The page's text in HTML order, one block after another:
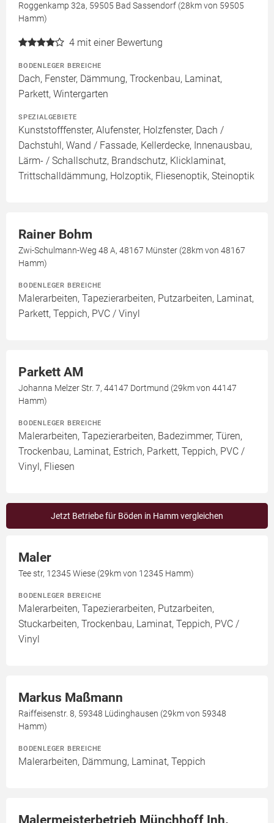
Roggenkamp 32a, 59505 Bad Sassendorf (28km von 59505
Hamm)
4 mit einer Bewertung
BODENLEGER BEREICHE
Dach, Fenster, Dämmung, Trockenbau, Laminat,
Parkett, Wintergarten
SPEZIALGEBIETE
Kunststofffenster, Alufenster, Holzfenster, Dach /
Dachstuhl, Wand / Fassade, Kellerdecke, Innenausbau,
Lärm- / Schallschutz, Brandschutz, Klicklaminat,
Trittschalldämmung, Holzoptik, Fliesenoptik, Steinoptik
Rainer Bohm
Zwi-Schulmann-Weg 48 A, 48167 Münster (28km von 48167
Hamm)
BODENLEGER BEREICHE
Malerarbeiten, Tapezierarbeiten, Putzarbeiten, Laminat,
Parkett, Teppich, PVC / Vinyl
Parkett AM
Johanna Melzer Str. 7, 44147 Dortmund (29km von 44147
Hamm)
BODENLEGER BEREICHE
Malerarbeiten, Tapezierarbeiten, Badezimmer, Türen,
Trockenbau, Laminat, Estrich, Parkett, Teppich, PVC /
Vinyl, Fliesen
Jetzt Betriebe für Böden in Hamm vergleichen
Maler
Tee str, 12345 Wiese (29km von 12345 Hamm)
BODENLEGER BEREICHE
Malerarbeiten, Tapezierarbeiten, Putzarbeiten,
Stuckarbeiten, Trockenbau, Laminat, Teppich, PVC /
Vinyl
Markus Maßmann
Raiffeisenstr. 8, 59348 Lüdinghausen (29km von 59348
Hamm)
BODENLEGER BEREICHE
Malerarbeiten, Dämmung, Laminat, Teppich
Malermeisterbetrieb Münchhoff Inh.